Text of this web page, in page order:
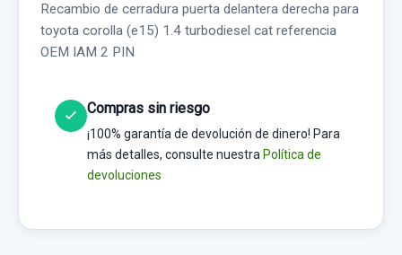
Recambio de cerradura puerta delantera derecha para
toyota corolla (e15) 1.4 turbodiesel cat referencia
OEM IAM 2 PIN
Compras sin riesgo
¡100% garantía de devolución de dinero! Para
más detalles, consulte nuestra Política de
devoluciones